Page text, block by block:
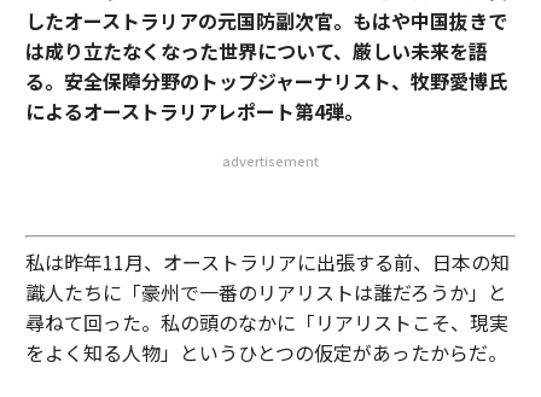
したオーストラリアの元国防副次官。もはや中国抜きで
は成り立たなくなった世界について、厳しい未来を語
る。安全保障分野のトップジャーナリスト、牧野愛博氏
によるオーストラリアレポート第4弾。
advertisement
私は昨年11月、オーストラリアに出張する前、日本の知
識人たちに「豪州で一番のリアリストは誰だろうか」と
尋ねて回った。私の頭のなかに「リアリストこそ、現実
をよく知る人物」というひとつの仮定があったからだ。